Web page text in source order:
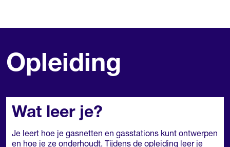
Opleiding
Wat leer je?
Je leert hoe je gasnetten en gasstations kunt ontwerpen
en hoe je ze onderhoudt. Tijdens de opleiding leer je